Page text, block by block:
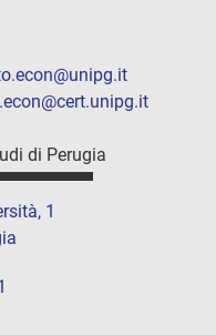
di Perugia
1